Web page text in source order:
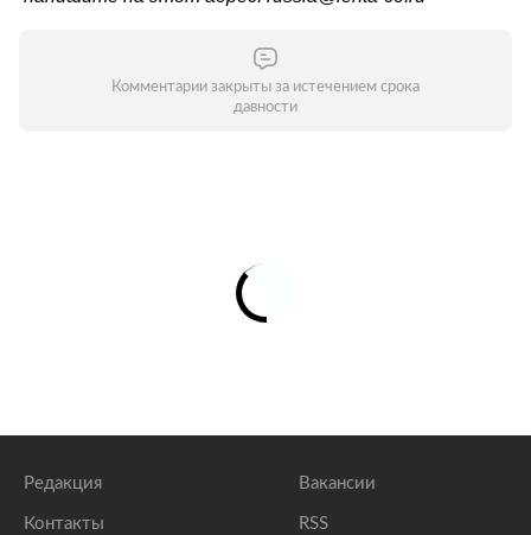
Комментарии закрыты за истечением срока
давности
Редакция
Контакты
Вакансии
RSS